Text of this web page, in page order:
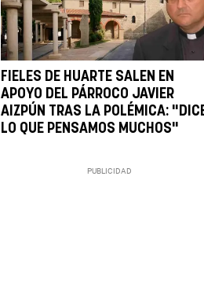
FIELES DE HUARTE SALEN EN
APOYO DEL PÁRROCO JAVIER
AIZPÚN TRAS LA POLÉMICA:
LO QUE PENSAMOS MUCHOS"